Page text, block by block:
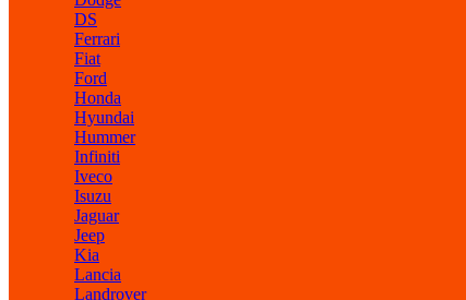
DS
Ferrari
Fiat
Ford
Honda
Hyundai
Hummer
Infiniti
Iveco
Isuzu
Jaguar
Jeep
Kia
Lancia
Landrover